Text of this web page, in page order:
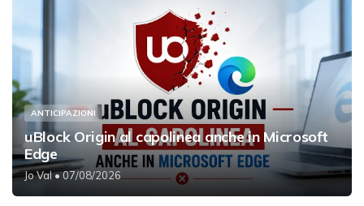
ANTICIPAZIONI
uBlock Origin al capolinea anche in Microsoft
Edge
Jo Val• 07/08/2026